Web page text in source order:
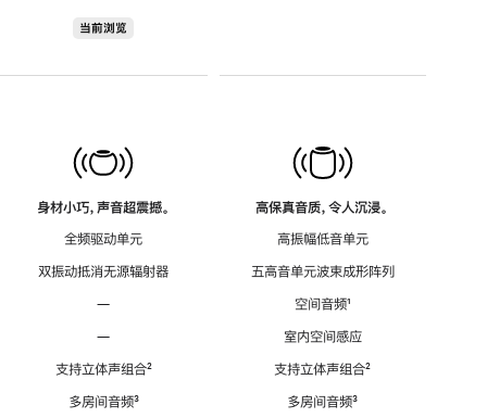
当前浏览
身材小巧，声音超震撼。
全频驱动单元
双振动抵消无源辐射器
—
—
支持立体声组合脚
²
多房间音频脚
³
高保真音质，令人沉浸。
高振幅低音单元
五高音单元波束成形阵列
空间音频脚
¹
室内空间感应
支持立体声组合脚
²
多房间音频脚
³